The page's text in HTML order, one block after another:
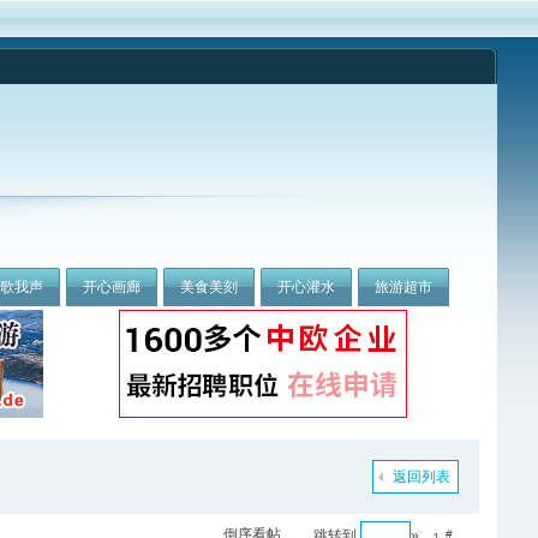
我声 开心画廊 美食美刻 开心灌水 旅游超市
返回列表
#
倒序看帖